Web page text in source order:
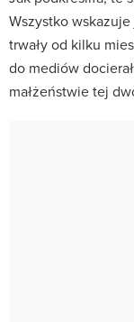
Wszystko
trwały od kilku
do mediów
małżeństwie tej